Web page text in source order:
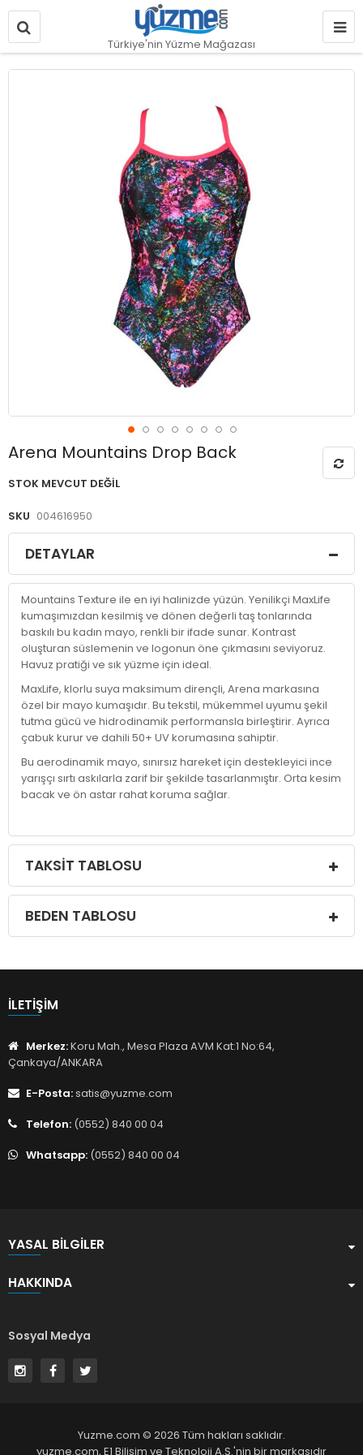
Türkiye'nin Yüzme Mağazası
Arena Mountains Drop Back
STOK MEVCUT DEĞIL
SKU 004616950
Resim
Resim
başlangıcına
DETAYLAR
Mountains Texture ile en iyi halinizde yüzün. Yenilikçi MaxLife
kumaşımızdan kesilmiş ve dönen değerli taş tonlarında
baskılı bu kadın mayo, renkli bir ifade sunar. Kontrast
oluşturan süslemenin ve logonun öne çıkmasını seviyoruz.
Havuz pratiği ve sık yüzme için ideal.
MaxLife, klorlu suya maksimum dirençli, Arena markasına
özel bir mayo kumaşıdır. Bu tekstil, mükemmel uyumu şekil
tutma gücü ve hidrodinamik performansla birleştirir. Ayrıca
çabuk kurur ve dahili 50+ UV korumasına sahiptir.
Bu aerodinamik mayo, sınırsız hareket için destekleyici ince
yarışçı sırtı askılarla zarif bir şekilde tasarlanmıştır. Orta kesim
bacak ve ön astar rahat koruma sağlar.
TAKSIT TABLOSU
BEDEN TABLOSU
İLETIŞIM
Merkez:Koru Mah., Mesa Plaza AVM Kat:1 No:64,
Çankaya/ANKARA
E-Posta:satis@yuzme.com
Telefon: (0552) 840 00 04
Whatsapp: (0552) 840 00 04
YASAL BILGILER
HAKKINDA
Sosyal Medya
Yuzme.com © 2026 Tüm hakları saklıdır.
yuzme.com, E1 Bilişim ve Teknoloji A.Ş.'nin bir markasıdır